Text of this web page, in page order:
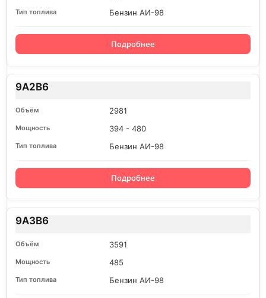
Бензин АИ-98
Подробнее
9A2B6
2981
394 - 480
Бензин АИ-98
Подробнее
9A3B6
3591
485
Бензин АИ-98